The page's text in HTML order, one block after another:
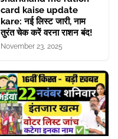
card kaise update
kare: नई लिस्ट जारी, नाम
तुरंत चेक करें वरना राशन बंद!
November 23, 2025